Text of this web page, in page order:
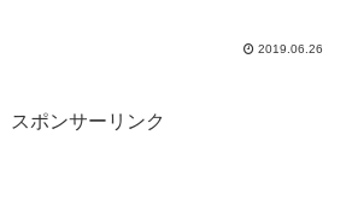
2019.06.26
スポンサーリンク